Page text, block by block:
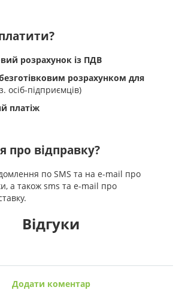
розрахунок із ПДВ
розрахунком для
осіб-підприємців)
платіж
про відправку?
по SMS та на e-mail про
а також sms та e-mail про
Відгуки
Додати коментар